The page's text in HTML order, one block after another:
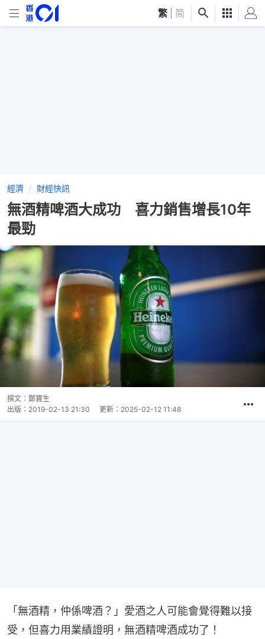
繁 简
經濟 財經快訊
無酒精啤酒大成功 喜力銷售增長10年
最勁
撰文： 鄭寶生
出版： 2019-02-13 21:30 更新： 2025-02-12 11:48
「無酒精，仲係啤酒？」愛酒之人可能會覺得難以接
受，但喜力用業績證明，無酒精啤酒成功了！